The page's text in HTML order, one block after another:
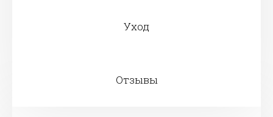
Уход
Отзывы